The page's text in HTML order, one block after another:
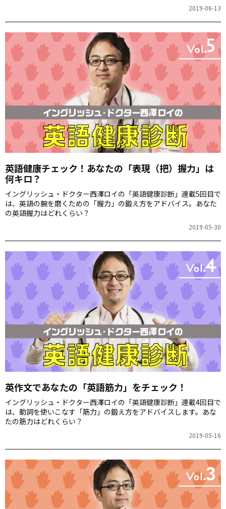
2019-06-13
英語健康チェック！あなたの「表現（把）握力」は
何キロ？
イングリッシュ・ドクター西澤ロイの「英語健康診断」連載5回目で
は、英語の腕を磨くための「握力」の鍛え方をアドバイス。あなた
の英語握力はどれくらい？
2019-05-30
英作文であなたの「英語筋力」をチェック！
イングリッシュ・ドクター西澤ロイの「英語健康診断」連載4回目で
は、動詞を使いこなす「筋力」の鍛え方をアドバイスします。あな
たの筋力はどれくらい？
2019-05-16